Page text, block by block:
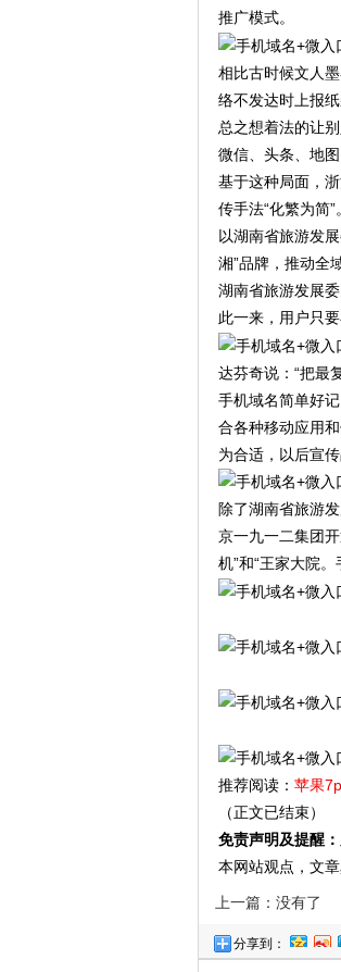
推广模式。
相比古时候文人
络不发达时上报
总之想着法的让
微信、头条、地
基于这种局面，
传手法“化繁为简”。
以湖南省旅游发
湘”品牌，推动全
湖南省旅游发展
此一来，用户只
达芬奇说：“把最
手机域名简单好
合各种移动应用
为合适，以后宣
除了湖南省旅游
京一九一二集团
机”和“王家大院
推荐阅读： 苹果
（正文已结束）
免责声明及提醒：
本网站观点，文
上一篇：没有了
分享到：